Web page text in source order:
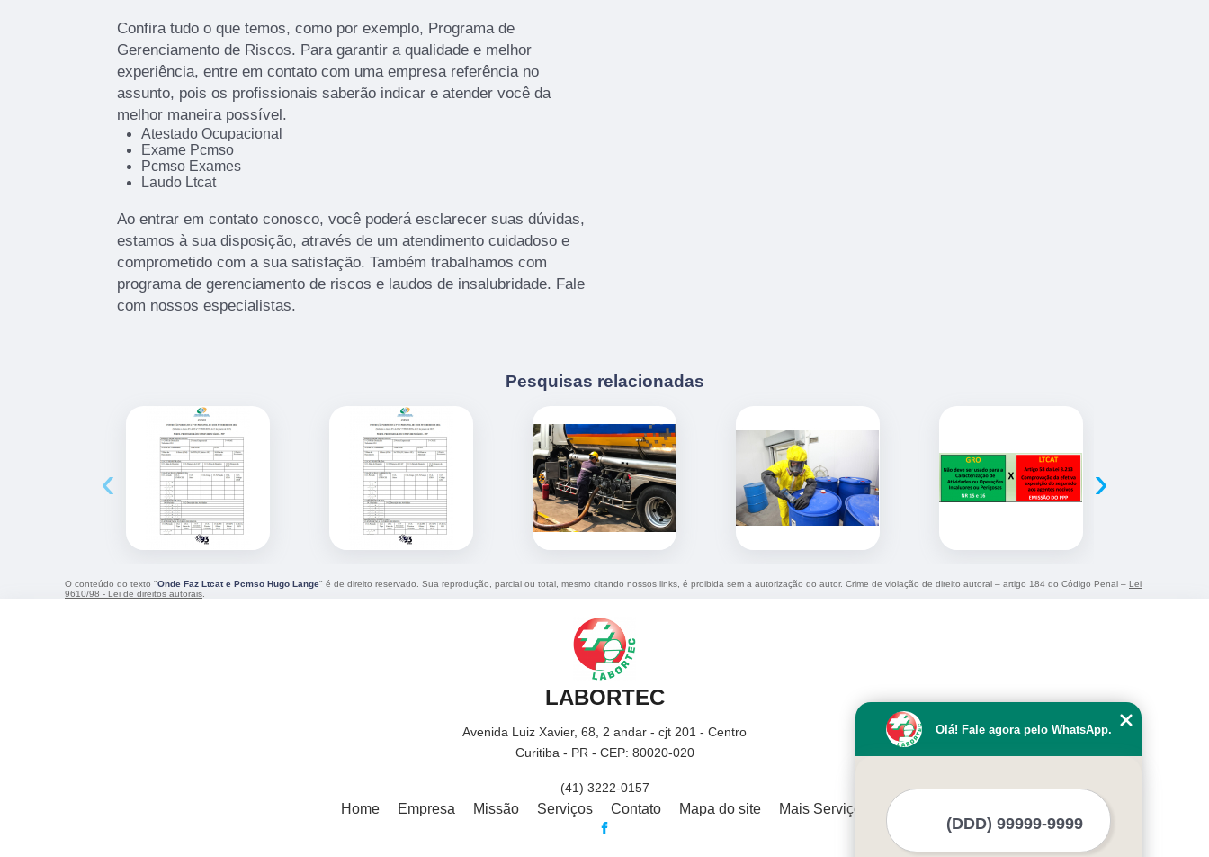
Confira tudo o que temos, como por exemplo, Programa de
Gerenciamento de Riscos. Para garantir a qualidade e melhor
experiência, entre em contato com uma empresa referência no
assunto, pois os profissionais saberão indicar e atender você da
melhor maneira possível.
Atestado Ocupacional
Exame Pcmso
Pcmso Exames
Laudo Ltcat
Ao entrar em contato conosco, você poderá esclarecer suas dúvidas,
estamos à sua disposição, através de um atendimento cuidadoso e
comprometido com a sua satisfação. Também trabalhamos com
programa de gerenciamento de riscos e laudos de insalubridade. Fale
com nossos especialistas.
Pesquisas relacionadas
‹ ›
O conteúdo do texto "Onde Faz Ltcat e Pcmso Hugo Lange" é de direito reservado. Sua reprodução, parcial ou total, mesmo citando nossos links, é proibida sem a autorização do autor. Crime de violação de direito autoral – artigo 184 do Código Penal – Lei
9610/98 - Lei de direitos autorais
LABORTEC
Avenida Luiz Xavier, 68, 2 andar - cjt 201 - Centro
Curitiba - PR - CEP: 80020-020
(41) 3222-0157
Home Empresa Missão Serviços Contato Mapa do site Mais Serviços
Olá! Fale agora pelo WhatsApp.